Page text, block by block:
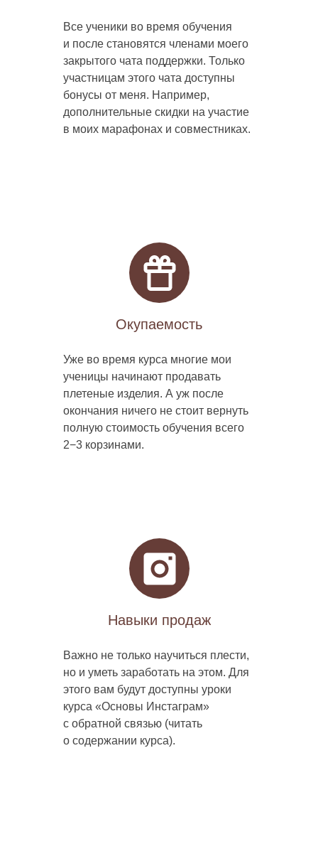
Окупаемость
Уже во время курса многие мои
ученицы начинают продавать
плетеные изделия. А уж после
окончания ничего не стоит вернуть
полную стоимость обучения всего
2−3 корзинами.
Навыки продаж
Все ученики во время обучения
и после становятся членами моего
закрытого чата поддержки. Только
участницам этого чата доступны
бонусы от меня. Например,
дополнительные скидки на участие
в моих марафонах и совместниках.
Важно не только научиться плести,
но и уметь заработать на этом. Для
этого вам будут доступны уроки
курса «Основы Инстаграм»
с обратной связью (читать
о содержании курса).